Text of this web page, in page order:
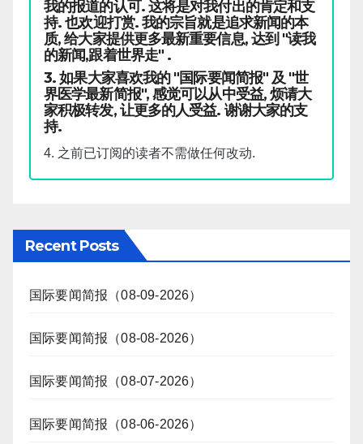
我的报道的认可. 这将是对我付出的肯定和支
持. 也欢迎打赏. 我的宗旨就是追求新闻的本
质, 给大家提供更多最新重要信息, 达到 "读我
的新闻,跟着世界走" .
3. 如果大家喜欢我的 "国际要闻简报" 及 "世
界医学最新简报", 感觉可以从中受益, 烦请大
家积极转发, 让更多的人受益. 谢谢大家的支
持.
4. 之前已订阅的读者不需做任何改动.
Recent Posts
国际要闻简报（08-09-2026）
国际要闻简报（08-08-2026）
国际要闻简报（08-07-2026）
国际要闻简报（08-06-2026）